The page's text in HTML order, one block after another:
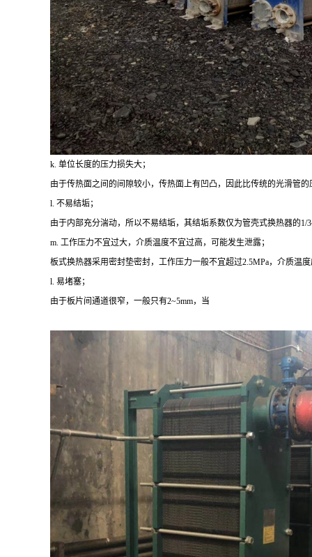
k. 单位长度的压力损失大；
由于传热面之间的间隙较小，传热面上有凹凸，因此比传统的光滑管的
l. 不易结垢；
由于内部充分湍动，所以不易结垢，其结垢系数仅为管壳式换热器的1/
m. 工作压力不宜过大，介质温度不宜过高，可能发生泄露；
板式换热器采用密封垫密封，工作压力一般不宜超过2.5MPa，介质温
l. 易堵塞；
由于板片间通道很窄，一般只有2~5mm，当